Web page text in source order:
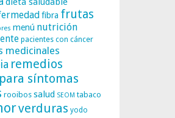
fibra frutas
menú nutrición
pacientes con cáncer
medicinales
remedios
síntomas
rooibos salud SEOM tabaco
verduras yodo